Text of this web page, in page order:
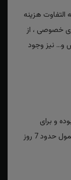
هزینه
خصوصی ، از
و... نیز وجود
و برای
روش‌های سریع بین 2 تا 3 روز و در حالت معمول حدود 7 روز